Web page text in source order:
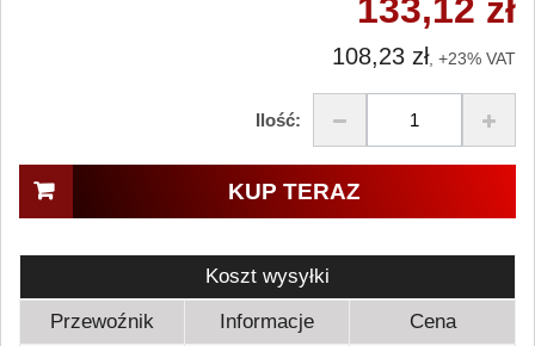
133,12 zł
108,23 zł, +23% VAT
Ilość:
KUP TERAZ
Koszt wysyłki
Przewoźnik
Informacje Cena